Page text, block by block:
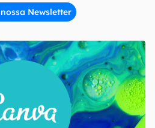
Newsletter